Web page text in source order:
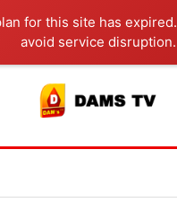
for this site has expired.
avoid service disruption.